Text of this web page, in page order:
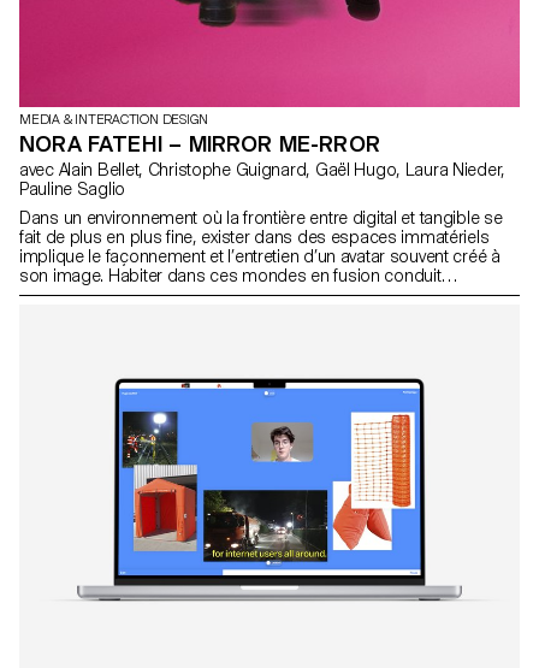
MEDIA & INTERACTION DESIGN
NORA FATEHI – MIRROR ME-RROR
avec Alain Bellet, Christophe Guignard, Gaël Hugo, Laura Nieder,
Pauline Saglio
Dans un environnement où la frontière entre digital et tangible se
fait de plus en plus fine, exister dans des espaces immatériels
implique le façonnement et l’entretien d’un avatar souvent créé à
son image. Habiter dans ces mondes en fusion conduit
inévitablement à tisser un lien plus ou moins fort avec ses
les capacités de mon alter ego, nous nous retrouvons alors
constamment connectées. Avec ce projet, je questionne la relation
que chacun entretient avec ses identités numériques et propose
une perspective gamifiée de sa propre vie.